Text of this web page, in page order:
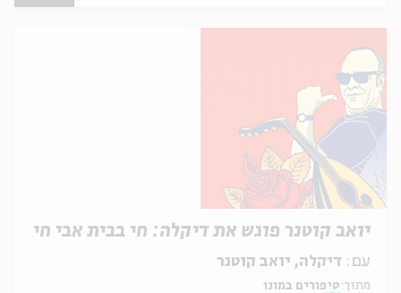
יואב קוטנר פוגש את דיקלה: חי בבית אבי חי
עם:
מתוך: סיפורים במונו